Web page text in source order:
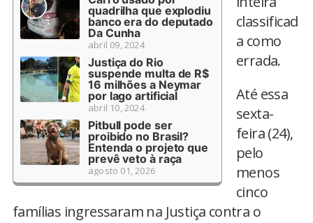
quadrilha que explodiu
banco era do deputado
Da Cunha
abril 09, 2024
Justiça do Rio
suspende multa de R$
16 milhões a Neymar
por lago artificial
abril 10, 2024
Pitbull pode ser
proibido no Brasil?
Entenda o projeto que
prevê veto à raça
agosto 01, 2026
classificad
a como
errada.
Até essa
sexta-
feira (24),
pelo
menos
cinco
famílias ingressaram na Justiça contra o